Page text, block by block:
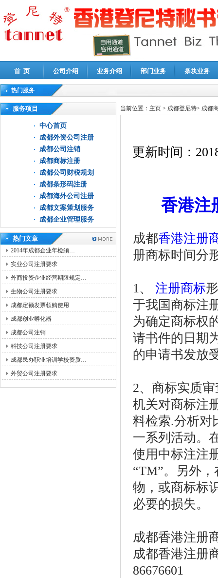
首 页 公司介绍 业务介绍 部门业务 条块业务
热门服务
高新技术企业认定审计|企业所得税汇算清缴申报鉴证
服务项目
中心首页
成都外资公司注册
成都公司注销
成都商标注册
成都公司财税规划
成都条形码注册
成都海外公司注册
成都文案策划服务
成都企业管理服务
热门文章
2014年成都企业年检须…
实业公司注册要求
外商投资企业经营期限规定…
生物公司注册要求
成都定额发票领购使用
成都创业孵化器
成都公司注销
科技公司注册要求
成都民办职业培训学校资质…
外贸公司注册要求
当前位置： 主页 > 成都登尼特> 成都
更新时间：
香港注
成都香港注册
册商标时间分
1、 注册商标
于我国商标注
为确定商标权
请书件的日期
的申请书发放
2、商标实质
机关对商标注
料检索.分析对
一系列活动。
使用中标注注
“TM”。另外
物，或商标标
必要的损失。
成都香港注册
成都香港注册
86676601